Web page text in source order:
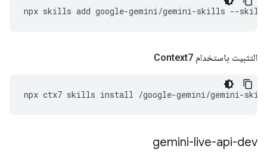
npx skills add google-gemini/gemini-skills --skill
التثبيت باستخدام Context7
npx ctx7 skills install /google-gemini/gemini-
gemini-live-api-dev